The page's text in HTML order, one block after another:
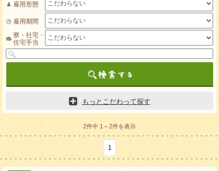
雇用形態
雇用期間
寮・社宅・
住宅手当
もっとこだわって探す
2件中 1～2件を表示
1